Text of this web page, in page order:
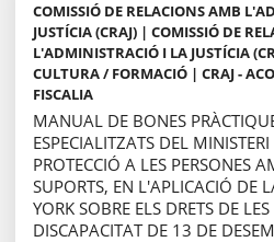
COMISSIÓ DE RELACIONS AMB
JUSTÍCIA (CRAJ) | COMISSIÓ DE
L'ADMINISTRACIÓ I LA JUSTÍCIA
CULTURA / FORMACIÓ | CRAJ -
FISCALIA
MANUAL DE BONES
ESPECIALITZATS DEL
PROTECCIÓ A LES PERSONES
SUPORTS, EN L'APLICACIÓ DE
YORK SOBRE ELS DRETS DE
DISCAPACITAT DE 13 DE